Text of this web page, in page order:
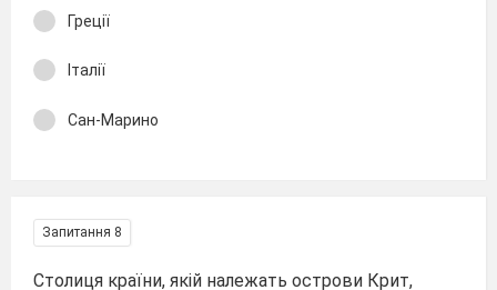
Греції
Італії
Сан-Марино
Запитання 8
Столиця країни, якій належать острови Крит,